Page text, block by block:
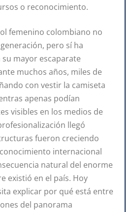
o reconocimiento.
femenino colombiano no
pero sí ha
mayor escaparate
muchos años, miles de
con vestir la camiseta
apenas podían
visibles en los medios de
llegó
fueron creciendo
internacional
natural del enorme
existió en el país. Hoy
explicar por qué está entre
del panorama